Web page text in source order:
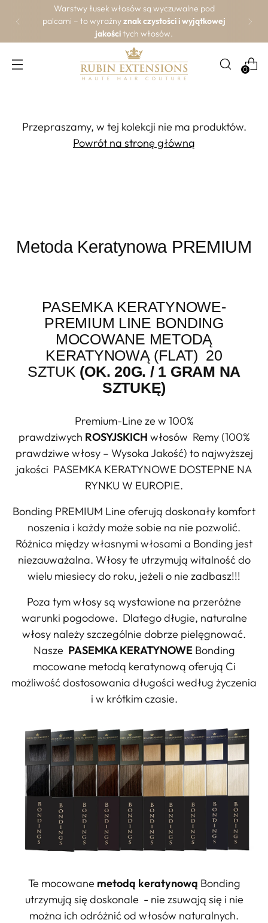
łusek włosów są wyczuwalne pod
– to wyraźnyznak czystości i wyjątkowej
tych włosów.
0
Przepraszamy, w tej kolekcji nie ma produktów.
Powrót na stronę główną
Metoda Keratynowa PREMIUM
PASEMKA KERATYNOWE-
PREMIUM LINE BONDING
MOCOWANE METODĄ
KERATYNOWĄ (FLAT) 20
SZTUK (OK. 20G. / 1 GRAM NA
SZTUKĘ)
Premium-Line ze w 100%
prawdziwych ROSYJSKICH włosów Remy (100%
prawdziwe włosy – Wysoka Jakość) to najwyższej
jakości PASEMKA KERATYNOWE DOSTEPNE NA
RYNKU W EUROPIE.
Bonding PREMIUM Line oferują doskonały komfort
noszenia i każdy może sobie na nie pozwolić.
Różnica między własnymi włosami a Bonding jest
niezauważalna. Włosy te utrzymują witalność do
wielu miesiecy do roku, jeżeli o nie zadbasz!!!
Poza tym włosy są wystawione na przeróżne
warunki pogodowe. Dlatego długie, naturalne
włosy należy szczególnie dobrze pielęgnować.
Nasze PASEMKA KERATYNOWEBonding
mocowane metodą keratynową oferują Ci
możliwość dostosowania długości według życzenia
i w krótkim czasie.
Te mocowane metodą keratynową Bonding
utrzymują się doskonale - nie zsuwają się i nie
można ich odróżnić od włosów naturalnych.